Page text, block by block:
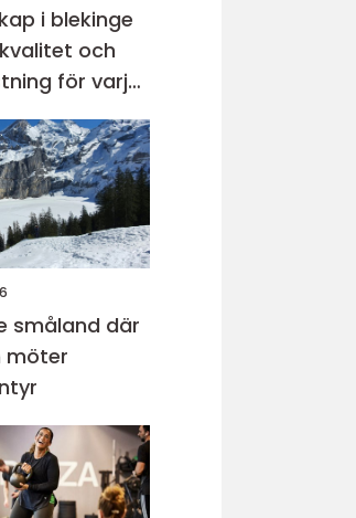
i blekinge
och
för varje
där
möter